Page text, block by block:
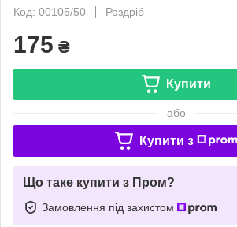
Код: 00105/50
Роздріб
175 ₴
Купити
або
Купити з
Що таке купити з Пром?
Замовлення під захистом